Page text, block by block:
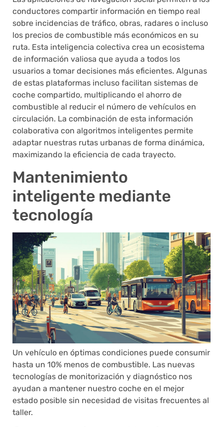
conductores compartir información en tiempo real
sobre incidencias de tráfico, obras, radares o incluso
los precios de combustible más económicos en su
ruta. Esta inteligencia colectiva crea un ecosistema
de información valiosa que ayuda a todos los
usuarios a tomar decisiones más eficientes. Algunas
de estas plataformas incluso facilitan sistemas de
coche compartido, multiplicando el ahorro de
combustible al reducir el número de vehículos en
circulación. La combinación de esta información
colaborativa con algoritmos inteligentes permite
adaptar nuestras rutas urbanas de forma dinámica,
maximizando la eficiencia de cada trayecto.
Mantenimiento
inteligente mediante
tecnología
Un vehículo en óptimas condiciones puede consumir
hasta un 10% menos de combustible. Las nuevas
tecnologías de monitorización y diagnóstico nos
ayudan a mantener nuestro coche en el mejor
estado posible sin necesidad de visitas frecuentes al
taller.